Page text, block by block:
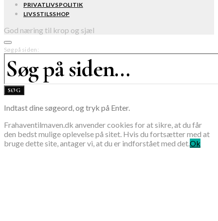
PRIVATLIVSPOLITIK
LIVSSTILSSHOP
God næring til krop og sjæl
Søg på siden:
SØG
Indtast dine søgeord, og tryk på Enter.
Frahaventilmaven.dk anvender cookies for at sikre, at du får
den bedst mulige oplevelse på sitet. Hvis du fortsætter med at
bruge dette site, antager vi, at du er indforstået med det.Ok